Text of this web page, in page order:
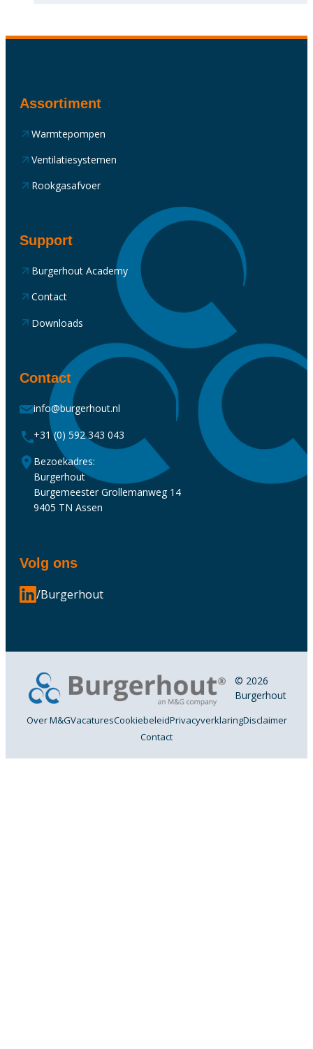
Assortiment
Warmtepompen
Ventilatiesystemen
Rookgasafvoer
Support
Burgerhout Academy
Contact
Downloads
Contact
info@burgerhout.nl
+31 (0) 592 343 043
Bezoekadres:
Burgerhout
Burgemeester Grollemanweg 14
9405 TN Assen
Volg ons
/Burgerhout
© 2026
Burgerhout
Over M&GVacaturesCookiebeleidPrivacyverklaringDisclaimer
Contact